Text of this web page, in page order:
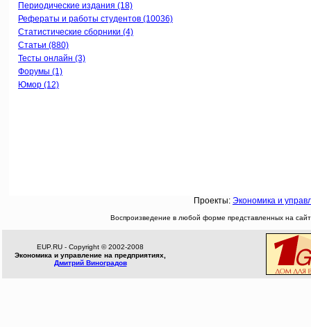
Периодические издания (18)
Рефераты и работы студентов (10036)
Статистические сборники (4)
Статьи (880)
Тесты онлайн (3)
Форумы (1)
Юмор (12)
Проекты: Экономика и
Воспроизведение в любой форме представленных на
EUP.RU - Copyright © 2002-2008
Экономика и управление на предприятиях,
Дмитрий Виноградов